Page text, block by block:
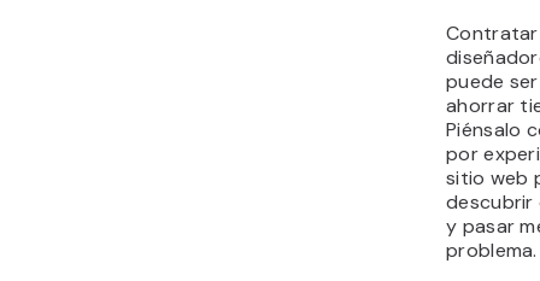
puede
ahorrar
Piénsalo
por
sitio web
descubrir
y pasar
problema.